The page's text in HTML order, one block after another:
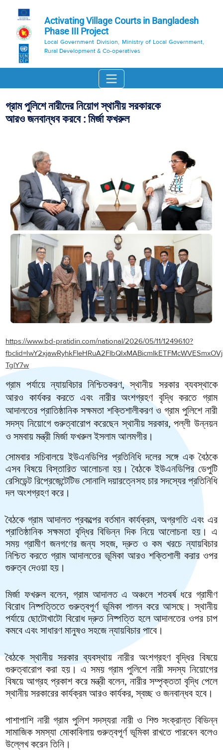
Activating Village Courts in Bangladesh
Phase III Project
Local Government Division, Ministry of Local Government,
Rural Development & Co-operatives
গ্রাম পুলিশে নারীদের নিয়োগ স্থানীয় সরকারকে
আরও জনবান্ধব করবে : মির্জা ফখরুল
https://www.bd-pratidin.com/national/2026/05/11/1249610?
TglY7w
গ্রাম পর্যায়ে ন্যায়বিচার নিশ্চিতকরণ, স্থানীয় সরকার ব্যবস্থাকে
আরও কার্যকর করতে এবং নারীর অংশগ্রহণ বৃদ্ধি করতে গ্রাম
আদালতের প্রাতিষ্ঠানিক সক্ষমতা শক্তিশালীকরণ ও গ্রাম পুলিশে নারী
সদস্য নিয়োগে গুরুত্বারোপ করেছেন স্থানীয় সরকার, পল্লী উন্নয়ন
ও সমবায় মন্ত্রী মির্জা ফখরুল ইসলাম আলমগীর।
সোমবার সচিবালয়ে ইউএনডিপির প্রতিনিধি দলের সঙ্গে এক বৈঠকে
এসব বিষয়ে বিস্তারিত আলোচনা হয়। বৈঠকে ইউএনডিপির ডেপুটি
রেসিডেন্ট রিপ্রেজেন্টেটিভ সোনালি দয়ারত্নেসহ চার সদস্যের প্রতিনিধি
দল অংশগ্রহণ করে।
বৈঠকে গ্রাম আদালত প্রকল্পের বর্তমান কার্যক্রম, অগ্রগতি এবং এর
প্রাতিষ্ঠানিক সক্ষমতা বৃদ্ধির বিভিন্ন দিক নিয়ে আলোচনা হয়। এ
সময় গ্রামীণ জনগণের জন্য সহজ, দ্রুত ও কম খরচে ন্যায়বিচার
নিশ্চিত করতে গ্রাম আদালতের ভূমিকা আরও শক্তিশালী করার ওপর
গুরুত্ব দেওয়া হয়।
মির্জা ফখরুল বলেন, গ্রাম আদালত এ অঞ্চলে শতবর্ষ ধরে গ্রামীণ
বিরোধ নিষ্পত্তিতে গুরুত্বপূর্ণ ভূমিকা পালন করে আসছে। স্থানীয়
পর্যায়ে ছোটোখাটো বিরোধ দ্রুত নিষ্পত্তি হলে আদালতের ওপর চাপ
কমবে এবং সাধারণ মানুষও সহজে ন্যায়বিচার পাবে।
বৈঠকে স্থানীয় সরকার ব্যবস্থায় নারীর অংশগ্রহণ বৃদ্ধির বিষয়ে
গুরুত্বারোপ করা হয়। এ সময় গ্রাম পুলিশে নারী সদস্য নিয়োগের
বিষয়ে আগ্রহ প্রকাশ করে মন্ত্রী বলেন, নারীর সম্পৃক্ততা বৃদ্ধি পেলে
স্থানীয় সরকারের কার্যক্রম আরও কার্যকর, স্বচ্ছ ও জনবান্ধব হবে।
পাশাপাশি নারী গ্রাম পুলিশ সদস্যরা নারী ও শিশু সংক্রান্ত বিভিন্ন
সামাজিক সমস্যা মোকাবিলায় গুরুত্বপূর্ণ ভূমিকা রাখতে পারবেন বলেও
উল্লেখ করেন তিনি।